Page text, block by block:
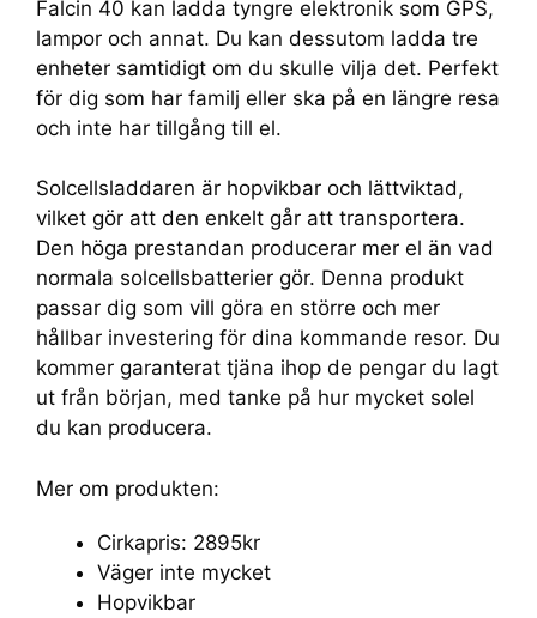
Falcin 40 kan ladda tyngre elektronik som GPS,
lampor och annat. Du kan dessutom ladda tre
enheter samtidigt om du skulle vilja det. Perfekt
för dig som har familj eller ska på en längre resa
och inte har tillgång till el.
Solcellsladdaren är hopvikbar och lättviktad,
vilket gör att den enkelt går att transportera.
Den höga prestandan producerar mer el än vad
normala solcellsbatterier gör. Denna produkt
passar dig som vill göra en större och mer
hållbar investering för dina kommande resor. Du
kommer garanterat tjäna ihop de pengar du lagt
ut från början, med tanke på hur mycket solel
du kan producera.
Mer om produkten:
Cirkapris: 2895kr
Väger inte mycket
Hopvikbar